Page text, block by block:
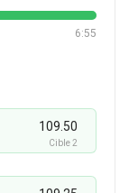
6:55
109.50
Cible 2